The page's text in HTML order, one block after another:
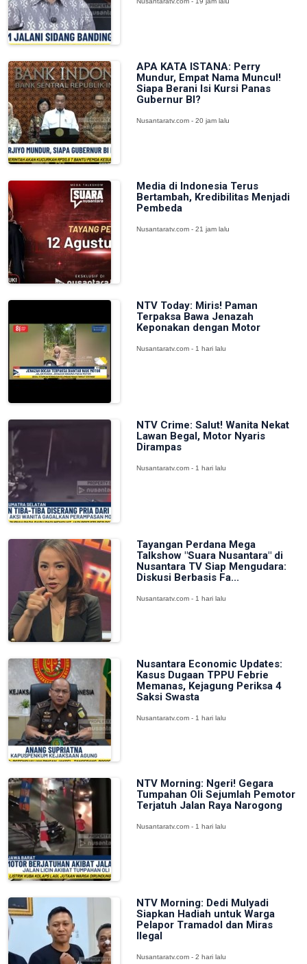
APA KATA ISTANA: Perry
Mundur, Empat Nama Muncul!
Siapa Berani Isi Kursi Panas
Gubernur BI?
Nusantaratv.com - 20 jam lalu
Media di Indonesia Terus
Bertambah, Kredibilitas Menjadi
Pembeda
Nusantaratv.com - 21 jam lalu
NTV Today: Miris! Paman
Terpaksa Bawa Jenazah
Keponakan dengan Motor
Nusantaratv.com - 1 hari lalu
NTV Crime: Salut! Wanita Nekat
Lawan Begal, Motor Nyaris
Dirampas
Nusantaratv.com - 1 hari lalu
Tayangan Perdana Mega
Talkshow "Suara Nusantara" di
Nusantara TV Siap Mengudara:
Diskusi Berbasis Fa...
Nusantaratv.com - 1 hari lalu
Nusantara Economic Updates:
Kasus Dugaan TPPU Febrie
Memanas, Kejagung Periksa 4
Saksi Swasta
Nusantaratv.com - 1 hari lalu
NTV Morning: Ngeri! Gegara
Tumpahan Oli Sejumlah Pemotor
Terjatuh Jalan Raya Narogong
Nusantaratv.com - 1 hari lalu
NTV Morning: Dedi Mulyadi
Siapkan Hadiah untuk Warga
Pelapor Tramadol dan Miras
Ilegal
Nusantaratv.com - 2 hari lalu